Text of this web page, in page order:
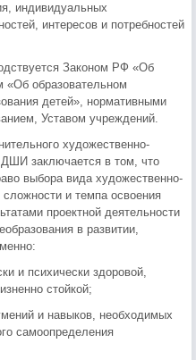
индивидуальных
интересов и потребностей
Законом РФ «Об
«Об образовательном
детей», нормативными
Уставом учреждений.
художественно-
ДШИ заключается в том, что
выбора вида художественно-
сложности и темпа освоения
проектной деятельности
в развитии,
и психически здоровой,
стойкой;
и навыков, необходимых
самоопределения